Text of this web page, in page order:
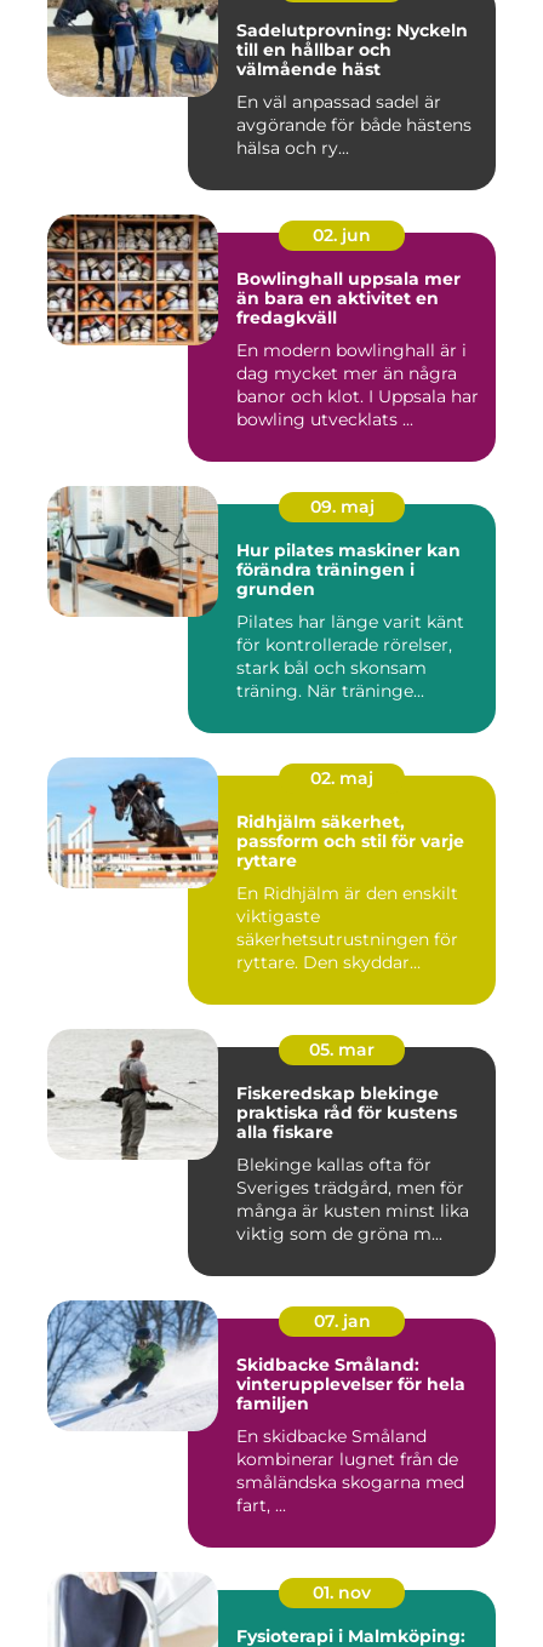
Sadelutprovning: Nyckeln
till en hållbar och
välmående häst
En väl anpassad sadel är
avgörande för både hästens
hälsa och ry...
02. jun
Bowlinghall uppsala mer
än bara en aktivitet en
fredagkväll
En modern bowlinghall är i
dag mycket mer än några
banor och klot. I Uppsala har
bowling utvecklats ...
09. maj
Hur pilates maskiner kan
förändra träningen i
grunden
Pilates har länge varit känt
för kontrollerade rörelser,
stark bål och skonsam
träning. När träninge...
02. maj
Ridhjälm säkerhet,
passform och stil för varje
ryttare
En Ridhjälm är den enskilt
viktigaste
säkerhetsutrustningen för
ryttare. Den skyddar
05. mar
Fiskeredskap blekinge
praktiska råd för kustens
alla fiskare
Blekinge kallas ofta för
Sveriges trädgård, men för
många är kusten minst lika
viktig som de gröna m...
07. jan
Skidbacke Småland:
vinterupplevelser för hela
familjen
En skidbacke Småland
kombinerar lugnet från de
småländska skogarna med
fart, ...
01. nov
Fysioterapi i Malmköping: